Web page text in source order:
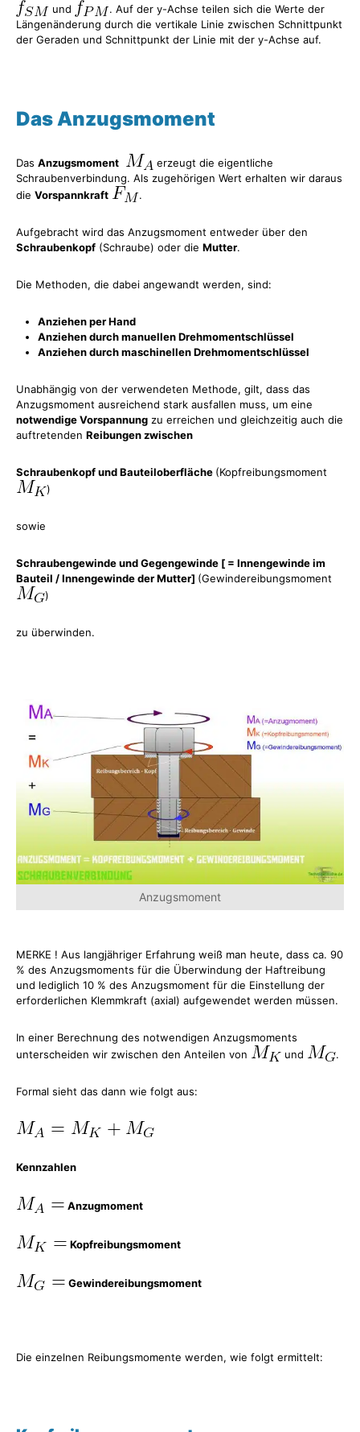
und
. Auf der y-Achse teilen sich die Werte der
Längenänderung durch die vertikale Linie zwischen Schnittpunkt
der Geraden und Schnittpunkt der Linie mit der y-Achse auf.
Das Anzugsmoment
Das Anzugsmoment
erzeugt die eigentliche
Schraubenverbindung. Als zugehörigen Wert erhalten wir daraus
die Vorspannkraft .
Aufgebracht wird das Anzugsmoment entweder über den
Schraubenkopf (Schraube) oder die Mutter.
Die Methoden, die dabei angewandt werden, sind:
Anziehen per Hand
Anziehen durch manuellen Drehmomentschlüssel
Anziehen durch maschinellen Drehmomentschlüssel
Unabhängig von der verwendeten Methode, gilt, dass das
Anzugsmoment ausreichend stark ausfallen muss, um eine
notwendige Vorspannung zu erreichen und gleichzeitig auch die
auftretenden Reibungen zwischen
Schraubenkopf und Bauteiloberfläche (Kopfreibungsmoment
)
sowie
Schraubengewinde und Gegengewinde [ = Innengewinde im
Bauteil / Innengewinde der Mutter] (Gewindereibungsmoment
)
zu überwinden.
Anzugsmoment
MERKE ! Aus langjähriger Erfahrung weiß man heute, dass ca. 90
% des Anzugsmoments für die Überwindung der Haftreibung
und lediglich 10 % des Anzugsmoment für die Einstellung der
erforderlichen Klemmkraft (axial) aufgewendet werden müssen.
In einer Berechnung des notwendigen Anzugsmoments
unterscheiden wir zwischen den Anteilen von
und .
Formal sieht das dann wie folgt aus:
Kennzahlen
Anzugmoment
Kopfreibungsmoment
Gewindereibungsmoment
Die einzelnen Reibungsmomente werden, wie folgt ermittelt: